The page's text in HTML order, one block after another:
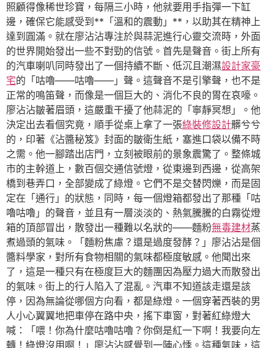
照顧得像稀世珍寶，每隔三小時，他就要用手指彈一下缸
邊，確保它能感受到**「溫和的震動」**，以助其在精神上
達到圓滿。就在廖沾沾專注於與蒜泥進行心靈交流時，外面
的世界開始發出一些不對勁的信號。首先是聲音。街上所有
的汽車喇叭同時發出了一個持續不斷、低沉且潮濕設計家豪
宅的「咕嚕——咕嚕——」聲。這聲音不是引擎聲，也不是
正常的鳴笛聲，而像是一個巨大的、消化不良的胃在哀嚎。
廖沾沾皺著眉頭，這嚴重干擾了他蒜泥的「寧靜冥想」。他
決定出去看個究竟，順手從桌上拿了一張綠裝修設計髒兮兮
的，印著《沾醬秘笈》封面的皺衛生紙，塞進口袋以備不時
之需。他一腳踏出店門，立刻被眼前的景象震驚了。整條城
市的主幹道上，數百個交通信號燈，從東邊到西邊，從高架
橋到巷弄口，全部變成了綠燈。它們不是交替閃爍，而是固
定在「通行」的狀態，同時，每一個燈箱都發出了那種「咕
嚕咕嚕」的聲音，並且有一層淡淡的、熱氣騰騰的白霧從燈
箱的頂部冒出，散發出一種難以名狀的——麵粉無毒建材蒸
煮過頭的氣味。「麵粉焦慮？還是過度發酵？」廖沾沾是個
醬料學家，對所有食物相關的氣味都極度敏感。他聞出來
了，這是一種只有在極度巨大的麵團因為壓力過大而散發出
的氣味。街上的行人陷入了混亂。汽車不知道該走還是該
停，因為無論從哪個方向看，都是綠燈。一個穿著西裝的男
人小心翼翼地把車停在路中央，搖下車窗，對著紅綠燈大
喊：「喂！你為什麼咕嚕咕嚕？你倒是紅一下啊！我要向左
轉！綠燈沒用啊！」廖沾沾感覺到一陣心悸。這種氣味，這